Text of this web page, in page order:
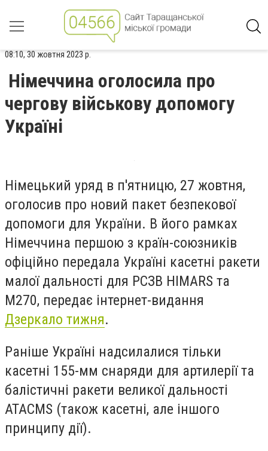
08:10, 30 жовтня 2023 р.
Німеччина оголосила про
чергову військову допомогу
Україні
Німецький уряд в п'ятницю, 27 жовтня,
оголосив про новий пакет безпекової
допомоги для України. В його рамках
Німеччина першою з країн-союзників
офіційно передала Україні касетні ракети
малої дальності для РСЗВ HIMARS та
М270, передає інтернет-видання
Дзеркало тижня.
Раніше Україні надсилалися тільки
касетні 155-мм снаряди для артилерії та
балістичні ракети великої дальності
ATACMS (також касетні, але іншого
принципу дії).